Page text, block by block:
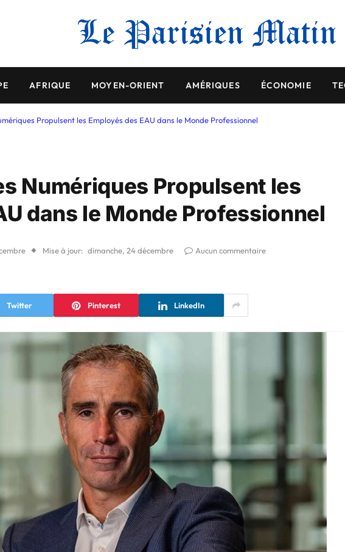
AFRIQUE MOYEN-ORIENT AMÉRIQUES ÉCONOMIE
Propulsent les Employés des EAU dans le Monde Professionnel
Numériques Propulsent les
dans le Monde Professionnel
Mise à jour: dimanche, 24 décembre Aucun commentaire
Twitter Pinterest LinkedIn